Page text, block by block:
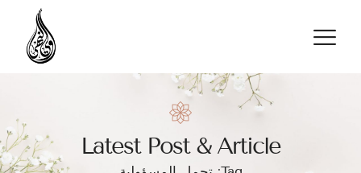
Latest Post & Article